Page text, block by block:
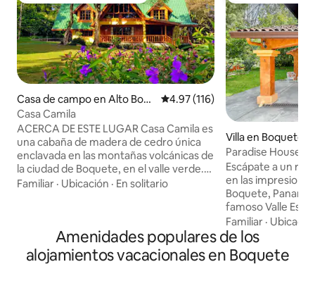
Casa de campo en Alto Boq
uete
Calificación promedio: 4.97 de
4.97 (116)
Casa Camila
ACERCA DE ESTE LUGAR Casa Camila es
una cabaña de madera de cedro única
enclavada en las montañas volcánicas de
la ciudad de Boquete, en el valle verde.
Ubicada en un grupo de 4 cabañas. La
ubicados a 4 minutos en coche del
centro de la ciudad, donde puedes
encontrar parques, excursiones, rutas
Familiar · Ubicación · En solitario
Villa en Boquete
Paradise House,
observación de
Escápate a un
en las
Boquete,
famoso Valle
de exuberantes
vistas
sonidos de la
los
Familiar ·
Amenidades populares de los
alojamientos vacacionales en Boquete